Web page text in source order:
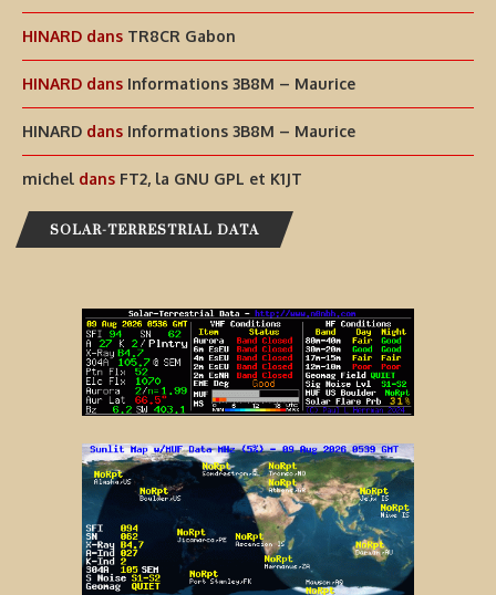
HINARD dans TR8CR Gabon
HINARD dans Informations 3B8M – Maurice
HINARD dans Informations 3B8M – Maurice
michel dans FT2, la GNU GPL et K1JT
SOLAR-TERRESTRIAL DATA